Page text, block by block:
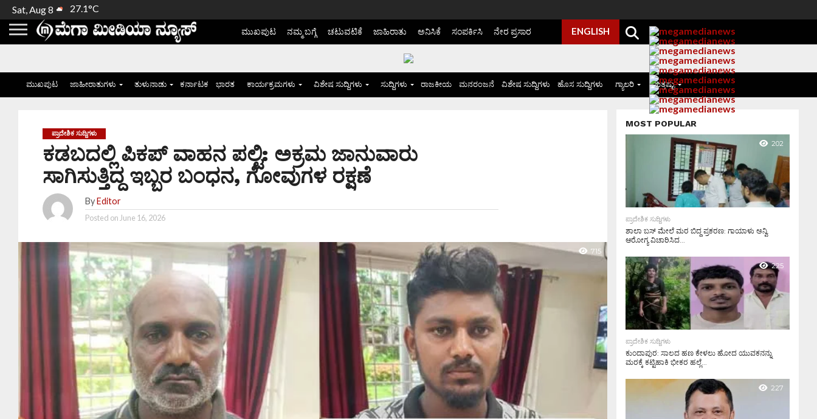
Sat, Aug 8 27.1°C
ಮುಖಪುಟ ನಮ್ಮ ಬಗ್ಗೆ ಚಟುವಟಿಕೆ ಜಾಹಿರಾತು ಅನಿಸಿಕೆ ಸಂಪರ್ಕಿಸಿ ನೇರ ಪ್ರಸಾರ ENGLISH
ಮುಖಪುಟ ಜಾಹೀರಾತುಗಳು ತುಳುನಾಡು ಕರ್ನಾಟಕ ಭಾರತ ಕಾರ್ಯಕ್ರಮಗಳು ವಿಶೇಷ ಸುದ್ದಿಗಳು ಸುದ್ದಿಗಳು ರಾಜಕೀಯ ಮನರಂಜನೆ ವಿಶೇಷ ಸುದ್ದಿಗಳು ಹೊಸ ಸುದ್ದಿಗಳು ಗ್ಯಾಲರಿ ಮತ್ತಷ್ಟು
ಪ್ರಾದೇಶಿಕ ಸುದ್ದಿಗಳು
ಕಡಬದಲ್ಲಿ ಪಿಕಪ್ ವಾಹನ ಪಲ್ಟಿ: ಅಕ್ರಮ ಜಾನುವಾರು
ಸಾಗಿಸುತ್ತಿದ್ದ ಇಬ್ಬರ ಬಂಧನ, ಗೋವುಗಳ ರಕ್ಷಣೆ
By Editor
Posted on June 16, 2026
715
MOST POPULAR
202
ಪ್ರಾದೇಶಿಕ ಸುದ್ದಿಗಳು
ಶಾಲಾ ಬಸ್ ಮೇಲೆ ಮರ ಬಿದ್ದ ಪ್ರಕರಣ: ಗಾಯಾಳು ಅನ್ವಿ
ಆರೋಗ್ಯ ವಿಚಾರಿಸಿದ...
225
ಪ್ರಾದೇಶಿಕ ಸುದ್ದಿಗಳು
ಕುಂದಾಪುರ: ಸಾಲದ ಹಣ ಕೇಳಲು ಹೋದ ಯುವಕನನ್ನು
ಮರಕ್ಕೆ ಕಟ್ಟಿಹಾಕಿ ಭೀಕರ ಹಲ್ಲೆ...
227